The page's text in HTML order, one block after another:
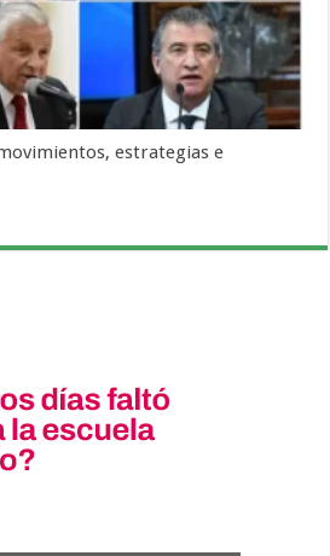
estrategias e